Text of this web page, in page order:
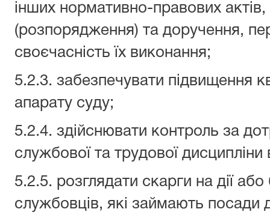
інших нормативно-правових
(розпорядження) та доручення,
своєчасність їх виконання;
5.2.3. забезпечувати підвищення
апарату суду;
5.2.4. здійснювати контроль за
службової та трудової дисципліни
5.2.5. розглядати скарги на дії
службовців, які займають посади